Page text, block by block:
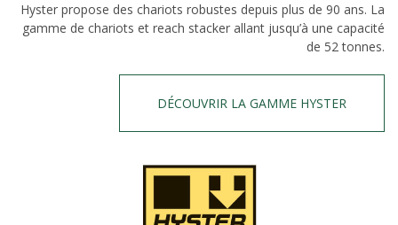
Hyster propose des chariots robustes depuis plus de 90 ans. La
gamme de chariots et reach stacker allant jusqu’à une capacité
de 52 tonnes.
DÉCOUVRIR LA GAMME HYSTER